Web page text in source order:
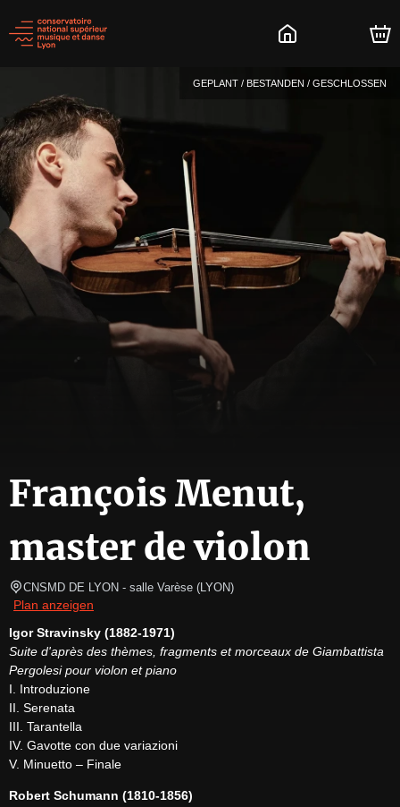
GEPLANT / BESTANDEN / GESCHLOSSEN
François Menut,
master de violon
CNSMD DE LYON - salle Varèse (LYON)
Plan anzeigen
Igor Stravinsky (1882-1971)
Suite d'après des thèmes, fragments et morceaux de Giambattista
Pergolesi pour violon et piano
I. Introduzione
II. Serenata
III. Tarantella
IV. Gavotte con due variazioni
V. Minuetto – Finale
Robert Schumann (1810-1856)